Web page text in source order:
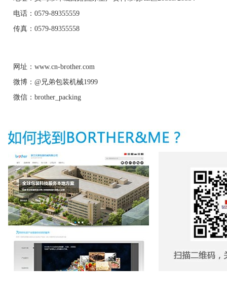
电话：0579-89355559
传真：0579-89355558
网址：www.cn-brother.com
微博：@兄弟包装机械1999
微信：brother_packing